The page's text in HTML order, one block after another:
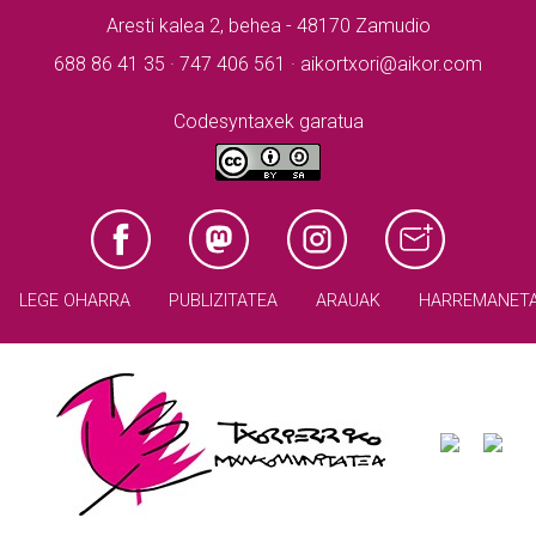
Aresti kalea 2, behea - 48170 Zamudio
688 86 41 35 · 747 406 561 · aikortxori@aikor.com
Codesyntaxek garatua
LEGE OHARRA PUBLIZITATEA ARAUAK